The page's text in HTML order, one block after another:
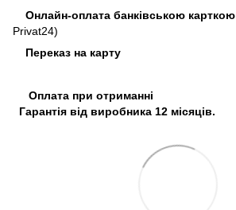
Онлайн-оплата банківською карткою
Privat24)
Переказ на карту
Оплата при отриманні
Гарантія від виробника 12 місяців.